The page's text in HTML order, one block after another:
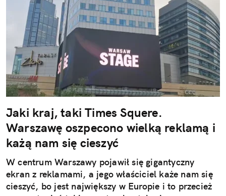
Jaki kraj, taki Times Squere.
Warszawę oszpecono wielką reklamą i
każą nam się cieszyć
W centrum Warszawy pojawił się gigantyczny
ekran z reklamami, a jego właściciel każe nam się
cieszyć, bo jest największy w Europie i to przecież